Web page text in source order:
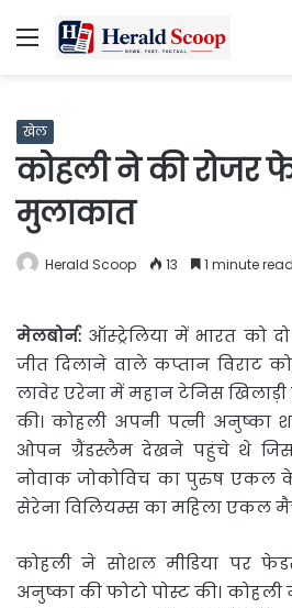
Menu
खेल
कोहली ने की रोजर
मुलाकात
Herald Scoop 13 1 minute read
मेलबोर्न: ऑस्ट्रेलिया में भारत को
जीतदिलाने वाले कप्तान विराट
लावेर एरेना में महान टेनिस
की। कोहली अपनी पत्नी अनुष्का
ओपन ग्रैंडस्लैम देखने पहुंचे थे
नोवाक जोकोविच का पुरुष एकल
सेरेना विलियम्स का महिला एकल
कोहली ने सोशल मीडिया पर
अनुष्का की फोटो पोस्ट की। कोहली